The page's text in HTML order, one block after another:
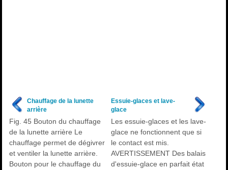
Chauffage de la lunette
arrière
Fig. 45 Bouton du chauffage
de la lunette arrière Le
chauffage permet de dégivrer
et ventiler la lunette arrière.
Bouton pour le chauffage du
Essuie-glaces et lave-
glace
Les essuie-glaces et les lave-
glace ne fonctionnent que si
le contact est mis.
AVERTISSEMENT Des balais
d'essuie-glace en parfait état